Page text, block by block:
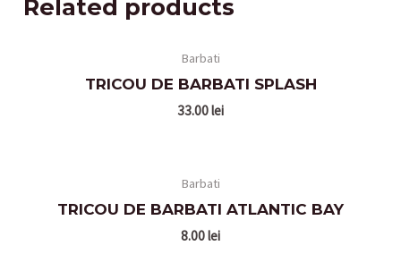
Related products
Barbati
TRICOU DE BARBATI SPLASH
33.00lei
Barbati
TRICOU DE BARBATI ATLANTIC BAY
8.00lei